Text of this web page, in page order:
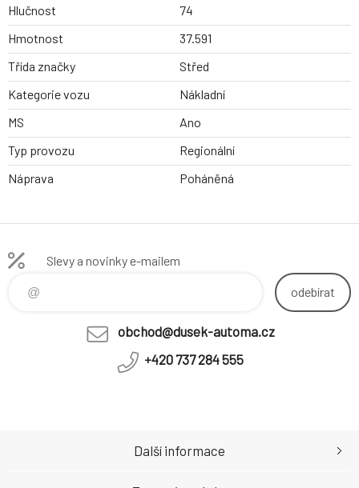
Hlučnost
74
Hmotnost
37.591
Třída značky
Střed
Kategorie vozu
Nákladní
MS
Ano
Typ provozu
Regionální
Náprava
Poháněná
Slevy a novinky e-mailem
odebírat
obchod@dusek-automa.cz
+420 737 284 555
Další informace